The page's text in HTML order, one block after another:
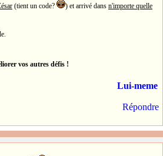
(tient un code? ) et arrivé dans n'importe quelle
vos autres défis !
Lui-meme
Répondre